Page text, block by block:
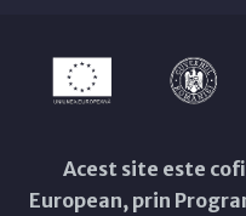
Acest site este
European, prin